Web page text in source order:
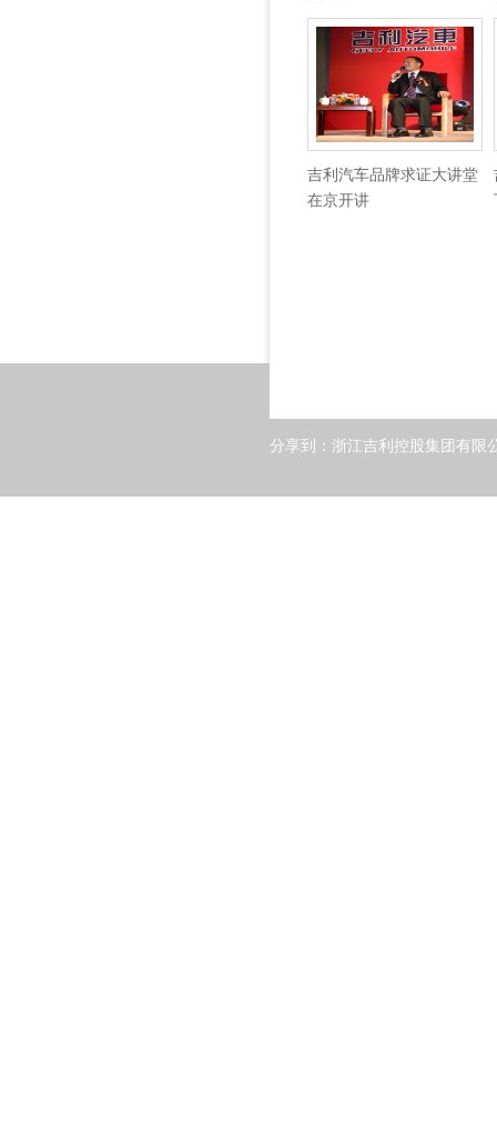
吉利汽车品牌求证大讲堂
在京开讲
分享到： 浙江吉利控股集团有限